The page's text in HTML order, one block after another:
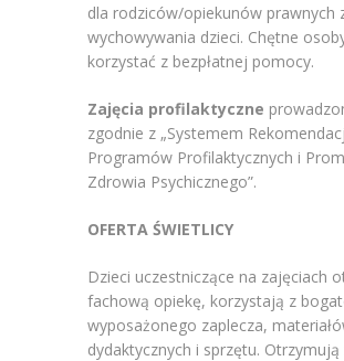
dla rodziców/opiekunów prawnych
wychowywania dzieci. Chętne
korzystać z bezpłatnej pomocy.
Zajęcia profilaktyczne
zgodnie z „Systemem
Programów Profilaktycznych i
Zdrowia Psychicznego”.
OFERTA ŚWIETLICY
Dzieci uczestniczące na zajęciach
fachową opiekę, korzystają z
wyposażonego zaplecza,
dydaktycznych i sprzętu.